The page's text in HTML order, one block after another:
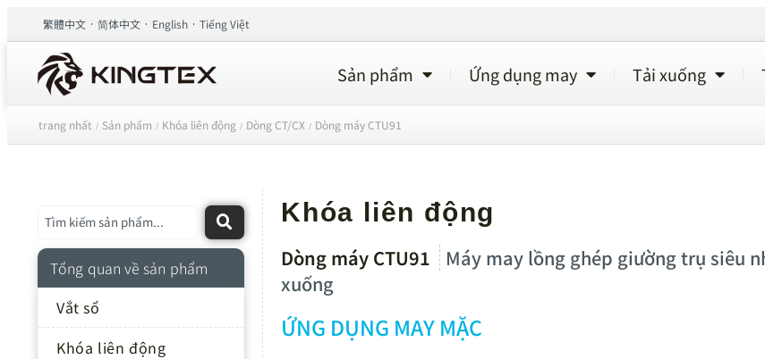
繁體中文 简体中文 English Tiếng Việt
Sản phẩm Ứng dụng may Tải xuống
trang nhất / Sản phẩm / Khóa liên động / Dòng CT/CX / Dòng máy CTU91
Tổng quan về sản phẩm
Vắt sổ
Khóa liên động
Khóa liên động
Dòng máy CTU91
Máy may lồng ghép giường trụ siêu
xuống
ỨNG DỤNG MAY MẶC